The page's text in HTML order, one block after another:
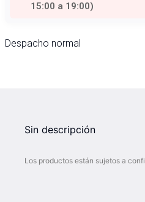
15:00 a 19:00)
Despacho normal
Sin descripción
Los productos están sujetos a